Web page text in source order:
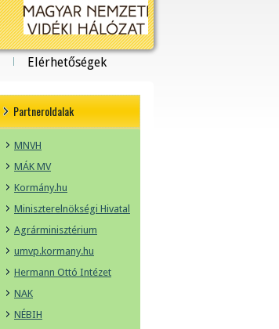
Elérhetőségek
Partneroldalak
MNVH
MÁK MV
Kormány.hu
Miniszterelnökségi Hivatal
Agrárminisztérium
umvp.kormany.hu
Hermann Ottó Intézet
NAK
NÉBIH